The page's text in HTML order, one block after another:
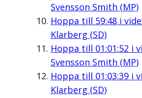
Svensson Smith (MP)
Hoppa till 59:48i
Klarberg (SD)
Hoppa till 01:01:52 i
Svensson Smith (MP)
Hoppa till 01:03:39i
Klarberg (SD)